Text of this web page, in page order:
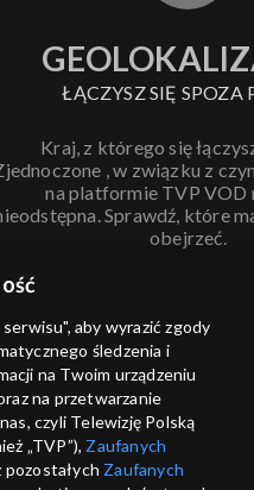
ŁĄCZYSZ SIĘ SPOZA
Kraj, z którego się
, w związku z
na platformie TVP VOD
Sprawdź, które
obejrzeć.
ANULUJ
aby wyrazić zgody
śledzenia i
na Twoim urządzeniu
na przetwarzanie
czyli Telewizję Polską
„TVP”), Zaufanych
pozostałych Zaufanych